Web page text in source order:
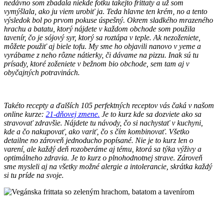
nedávno som zbadala niekde fotku takejto frittaty a už som
vymýšlala, ako ju viem urobiť ja. Teda hlavne ten krém, no a tento
výsledok bol po prvom pokuse úspešný. Okrem sladkého mrazeného
hrachu a batatu, ktorý nájdete v každom obchode som použila
tavenír, čo je sójový syr, ktorý sa roztápa v teple. Ak nezoženiete,
môžete použiť aj biele tofu. My sme ho objavili nanovo v yeme a
vyrábame z neho rôzne nátierky, či dávame na pizzu. Inak sú tu
prísady, ktoré zoženiete v bežnom bio obchode, sem tam aj v
obyčajných potravinách.
Takéto recepty a ďalších 105 perfektných receptov vás čaká v našom
online kurze: 21-dňovej zmene. Je to kurz kde sa dozviete ako sa
stravovať zdravšie. Nájdete tu návody, čo si nachystať v kuchyni,
kde a čo nakupovať, ako variť, čo s čím kombinovať. Všetko
detailne no zároveň jednoducho popísané. Nie je to kurz len o
varení, ale každý deň rozoberáme aj tému, ktorá sa týka výživy a
optimálneho zdravia. Je to kurz o plnohodnotnej strave. Zároveň
sme mysleli aj na všetky možné alergie a intolerancie, skrátka každý
si tu príde na svoje.